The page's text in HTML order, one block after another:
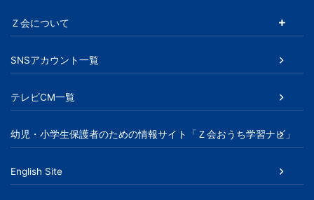
Ｚ会について
SNSアカウント一覧
テレビCM一覧
幼児・小学生保護者のための情報サイト「Ｚ会おうち学習ナビ」
English Site